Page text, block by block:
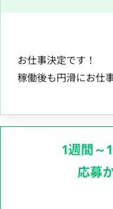
お仕事決定です！
稼働後も円滑にお仕
1週間～
応募